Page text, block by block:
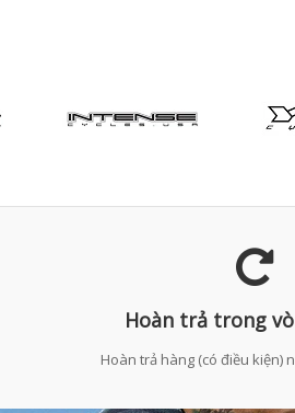
Hoàn trả trong
Hoàn trả hàng (có điều kiện)